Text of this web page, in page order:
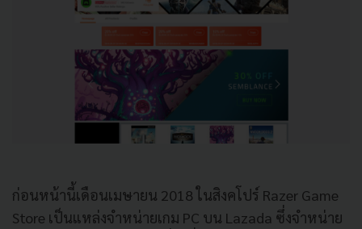
ก่อนหน้านี้เดือนเมษายน 2018 ในสิงคโปร์ Razer Game
Store เป็นแหล่งจำหน่ายเกม PC บน Lazada ซึ่งจำหน่าย